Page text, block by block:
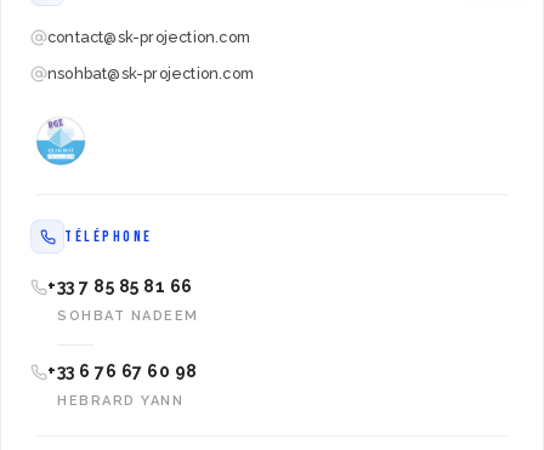
contact@sk-projection.com
nsohbat@sk-projection.com
TÉLÉPHONE
+33 7 85 85 81 66
SOHBAT NADEEM
+33 6 76 67 60 98
HEBRARD YANN